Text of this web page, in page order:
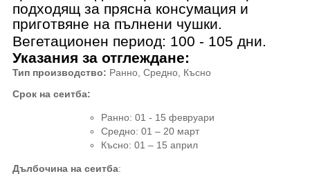
подходящ за прясна консумация и
приготвяне на пълнени чушки.
Вегетационен период: 100 - 105 дни.
Указания за отглеждане:
Тип производство: Ранно, Средно, Късно
Срок на сеитба:
Ранно: 01 - 15 февруари
Средно: 01 – 20 март
Късно: 01 – 15 април
Дълбочина на сеитба: